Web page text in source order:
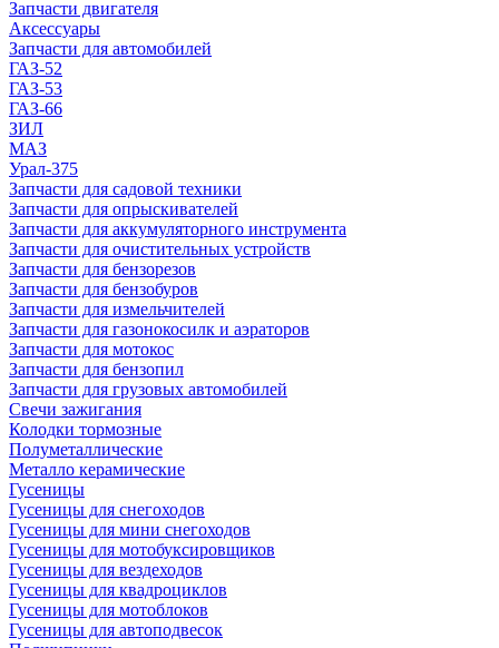
Запчасти двигателя
Аксессуары
Запчасти для автомобилей
ГАЗ-52
ГАЗ-53
ГАЗ-66
ЗИЛ
МАЗ
Урал-375
Запчасти для садовой техники
Запчасти для опрыскивателей
Запчасти для аккумуляторного инструмента
Запчасти для очистительных устройств
Запчасти для бензорезов
Запчасти для бензобуров
Запчасти для измельчителей
Запчасти для газонокосилк и аэраторов
Запчасти для мотокос
Запчасти для бензопил
Запчасти для грузовых автомобилей
Свечи зажигания
Колодки тормозные
Полуметаллические
Металло керамические
Гусеницы
Гусеницы для снегоходов
Гусеницы для мини снегоходов
Гусеницы для мотобуксировщиков
Гусеницы для вездеходов
Гусеницы для квадроциклов
Гусеницы для мотоблоков
Гусеницы для автоподвесок